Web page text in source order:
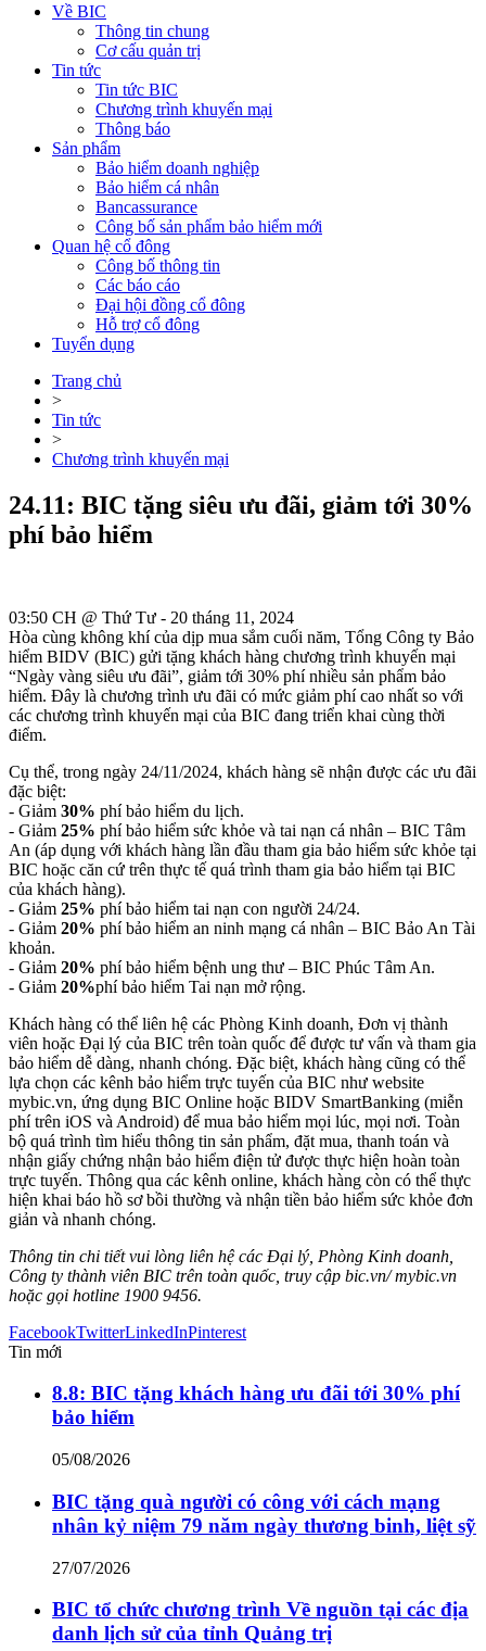
Về BIC
Thông tin chung
Cơ cấu quản trị
Tin tức
Tin tức BIC
Chương trình khuyến mại
Thông báo
Sản phẩm
Bảo hiểm doanh nghiệp
Bảo hiểm cá nhân
Bancassurance
Công bố sản phẩm bảo hiểm mới
Quan hệ cổ đông
Công bố thông tin
Các báo cáo
Đại hội đồng cổ đông
Hỗ trợ cổ đông
Tuyển dụng
Trang chủ
>
Tin tức
>
Chương trình khuyến mại
24.11: BIC tặng siêu ưu đãi, giảm tới 30%
phí bảo hiểm
03:50 CH @ Thứ Tư - 20 tháng 11, 2024
Hòa cùng không khí của dịp mua sắm cuối năm, Tổng Công ty Bảo
hiểm BIDV (BIC) gửi tặng khách hàng chương trình khuyến mại
“Ngày vàng siêu ưu đãi”, giảm tới 30% phí nhiều sản phẩm bảo
hiểm. Đây là chương trình ưu đãi có mức giảm phí cao nhất so với
các chương trình khuyến mại của BIC đang triển khai cùng thời
điểm.
Cụ thể, trong ngày 24/11/2024, khách hàng sẽ nhận được các ưu đãi
đặc biệt:
- Giảm 30% phí bảo hiểm du lịch.
- Giảm 25% phí bảo hiểm sức khỏe và tai nạn cá nhân – BIC Tâm
An (áp dụng với khách hàng lần đầu tham gia bảo hiểm sức khỏe tại
BIC hoặc căn cứ trên thực tế quá trình tham gia bảo hiểm tại BIC
của khách hàng).
- Giảm 25% phí bảo hiểm tai nạn con người 24/24.
- Giảm 20% phí bảo hiểm an ninh mạng cá nhân – BIC Bảo An Tài
khoản.
- Giảm 20% phí bảo hiểm bệnh ung thư – BIC Phúc Tâm An.
- Giảm 20%phí bảo hiểm Tai nạn mở rộng.
Khách hàng có thể liên hệ các Phòng Kinh doanh, Đơn vị thành
viên hoặc Đại lý của BIC trên toàn quốc để được tư vấn và tham gia
bảo hiểm dễ dàng, nhanh chóng. Đặc biệt, khách hàng cũng có thể
lựa chọn các kênh bảo hiểm trực tuyến của BIC như website
mybic.vn, ứng dụng BIC Online hoặc BIDV SmartBanking (miễn
phí trên iOS và Android) để mua bảo hiểm mọi lúc, mọi nơi. Toàn
bộ quá trình tìm hiểu thông tin sản phẩm, đặt mua, thanh toán và
nhận giấy chứng nhận bảo hiểm điện tử được thực hiện hoàn toàn
trực tuyến. Thông qua các kênh online, khách hàng còn có thể thực
hiện khai báo hồ sơ bồi thường và nhận tiền bảo hiểm sức khỏe đơn
giản và nhanh chóng.
Thông tin chi tiết vui lòng liên hệ các Đại lý, Phòng Kinh doanh,
Công ty thành viên BIC trên toàn quốc, truy cập bic.vn/ mybic.vn
hoặc gọi hotline 1900 9456.
FacebookTwitterLinkedInPinterest
Tin mới
8.8: BIC tặng khách hàng ưu đãi tới 30% phí
bảo hiểm
05/08/2026
BIC tặng quà người có công với cách mạng
nhân kỷ niệm 79 năm ngày thương binh, liệt sỹ
27/07/2026
BIC tổ chức chương trình Về nguồn tại các địa
danh lịch sử của tỉnh Quảng trị